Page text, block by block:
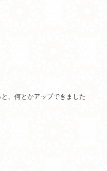
、何とかアップできました